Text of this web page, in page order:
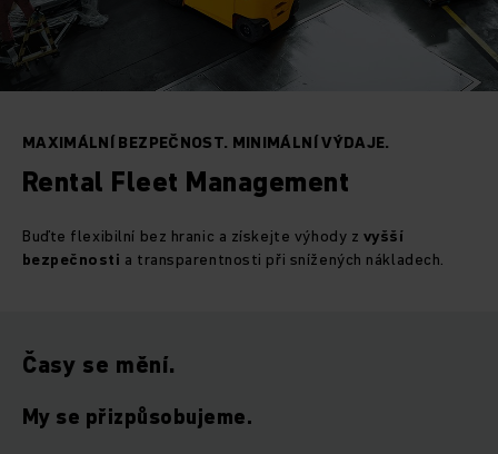
MAXIMÁLNÍ BEZPEČNOST. MINIMÁLNÍ VÝDAJE.
Rental Fleet Management
Buďte flexibilní bez hranic a získejte výhody z vyšší
bezpečnosti a transparentnosti při snížených nákladech.
Časy se mění.
My se přizpůsobujeme.